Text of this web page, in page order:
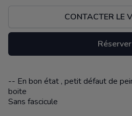
CONTACTER LE
Réserver
Description
-- En bon état , petit défaut de
boite
Sans fascicule